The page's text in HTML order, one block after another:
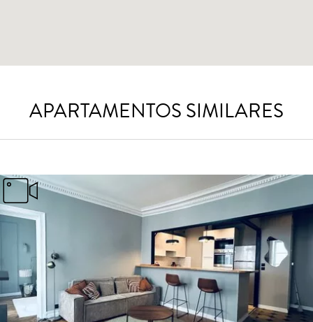
APARTAMENTOS SIMILARES